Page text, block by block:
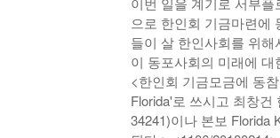
으로 한인회 기금마련에
들이 살 한인사회를 위
이 동포사회의 미래에
<한인회 기금모금에 동
Florida'로 쓰시고 최창건
34241)이나 본보 Florida